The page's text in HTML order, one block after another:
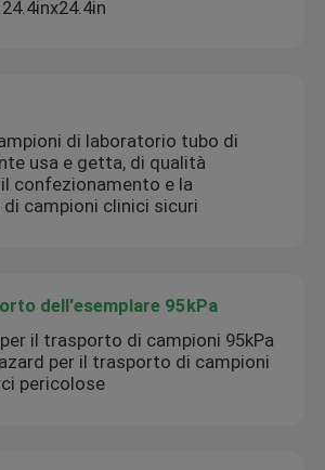
di laboratorio tubo di
usa e getta, di qualità
confezionamento e la
campioni clinici sicuri
dell'esemplare 95kPa
il trasporto di campioni 95kPa
per il trasporto di campioni
pericolose